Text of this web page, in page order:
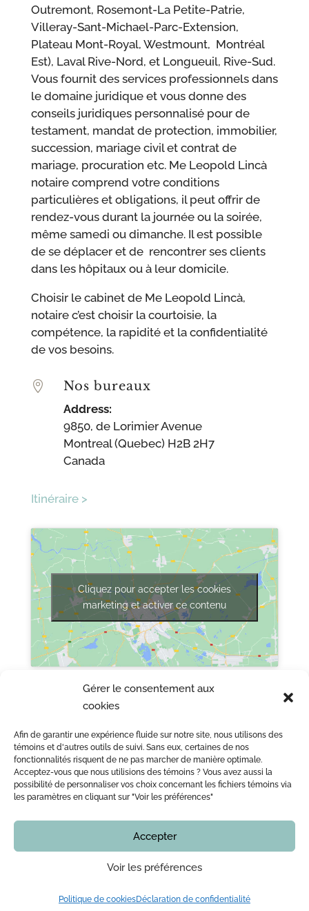
Gérer le consentement aux
cookies
Afin de garantir une expérience fluide sur notre site, nous utilisons des
témoins et d'autres outils de suivi. Sans eux, certaines de nos
fonctionnalités risquent de ne pas marcher de manière optimale.
Acceptez-vous que nous utilisions des témoins ? Vous avez aussi la
possibilité de personnaliser vos choix concernant les fichiers témoins via
les paramètres en cliquant sur "Voir les préférences"
Accepter
Voir les préférences
Politique de cookiesDéclaration de confidentialité
Outremont, Rosemont-La Petite-Patrie,
Villeray-Sant-Michael-Parc-Extension,
Plateau Mont-Royal, Westmount, Montréal
Est), Laval Rive-Nord, et Longueuil, Rive-Sud.
Vous fournit des services professionnels dans
le domaine juridique et vous donne des
conseils juridiques personnalisé pour de
testament, mandat de protection, immobilier,
succession, mariage civil et contrat de
mariage, procuration etc. Me Leopold Lincà
notaire comprend votre conditions
particulières et obligations, il peut offrir de
rendez-vous durant la journée ou la soirée,
même samedi ou dimanche. Il est possible
de se déplacer et de rencontrer ses clients
dans les hôpitaux ou à leur domicile.
Choisir le cabinet de Me Leopold Lincà,
notaire c’est choisir la courtoisie, la
compétence, la rapidité et la confidentialité
de vos besoins.
 Nos bureaux
Address:
9850, de Lorimier Avenue
Montreal (Quebec) H2B 2H7
Canada
Itinéraire >
Cliquez pour accepter les cookies
marketing et activer ce contenu
ACCUEIL
L’ÉQUIPE DE ME LEOPOLD LINCÀ NOTAIRE
ACTE NOTARIÉ / CERTIFICATION
OUTILS
BLOG
NOUS JOINDRE
Notaire Montreal | Me Leopold Lincà
Tous droits réservés. En aucun temps ce site internet
ne doit être considéré comme un avis juridique.
Vous devez vérifier avec notre bureau l’actualité de
services offerts, les prix, les procédures et nos
disponibilités, avant de commencer votre dossier.